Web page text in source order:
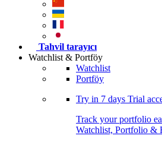
Tahvil tarayıcı
Watchlist & Portföy
Watchlist
Portföy
Try in 7 days Trial
Track your portfolio
Watchlist, Portfolio &